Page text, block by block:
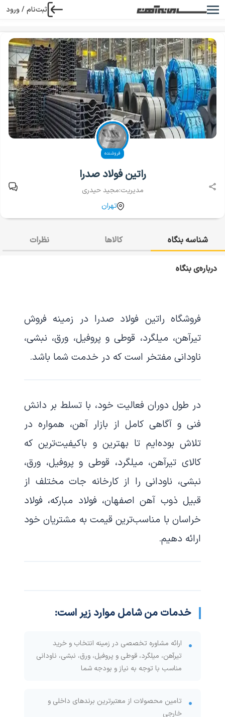
ثبت‌نام / ورود خانه بنگاه‌ها فروشندگان
فروشنده
راتین فولاد صدرا
مدیریت:مجید حیدری
تهران
شناسه بنگاه کالاها نظرات
درباره‌ی بنگاه
فروشگاهراتین فولاد صدرا در زمینه فروش
تیرآهن، میلگرد، قوطی و پروفیل، ورق، نبشی،
ناودانی مفتخر است که در خدمت شما باشد.
در طول دوران فعالیت خود، با تسلط بر دانش
فنی و آگاهی کامل از بازار آهن، همواره در
تلاش بوده‌ایم تا بهترین و باکیفیت‌ترین که
کالای تیرآهن، میلگرد، قوطی و پروفیل، ورق،
نبشی، ناودانیرا از کارخانه جات مختلف از
قبیلذوب آهن اصفهان، فولاد مبارکه، فولاد
خراسان با مناسب‌ترین قیمت به مشتریان خود
ارائه دهیم.
خدمات من شامل موارد زیر است:
ارائه مشاوره تخصصی در زمینه انتخاب و خرید
تیرآهن، میلگرد، قوطی و پروفیل، ورق، نبشی، ناودانی
مناسب با توجه به نیاز و بودجه شما
تامین محصولات از معتبرترین برندهای داخلی و
خارجی